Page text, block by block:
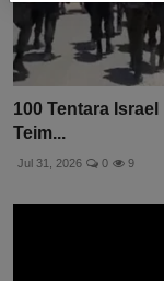
100 Tentara
Teim...
Jul 31, 2026 0 9